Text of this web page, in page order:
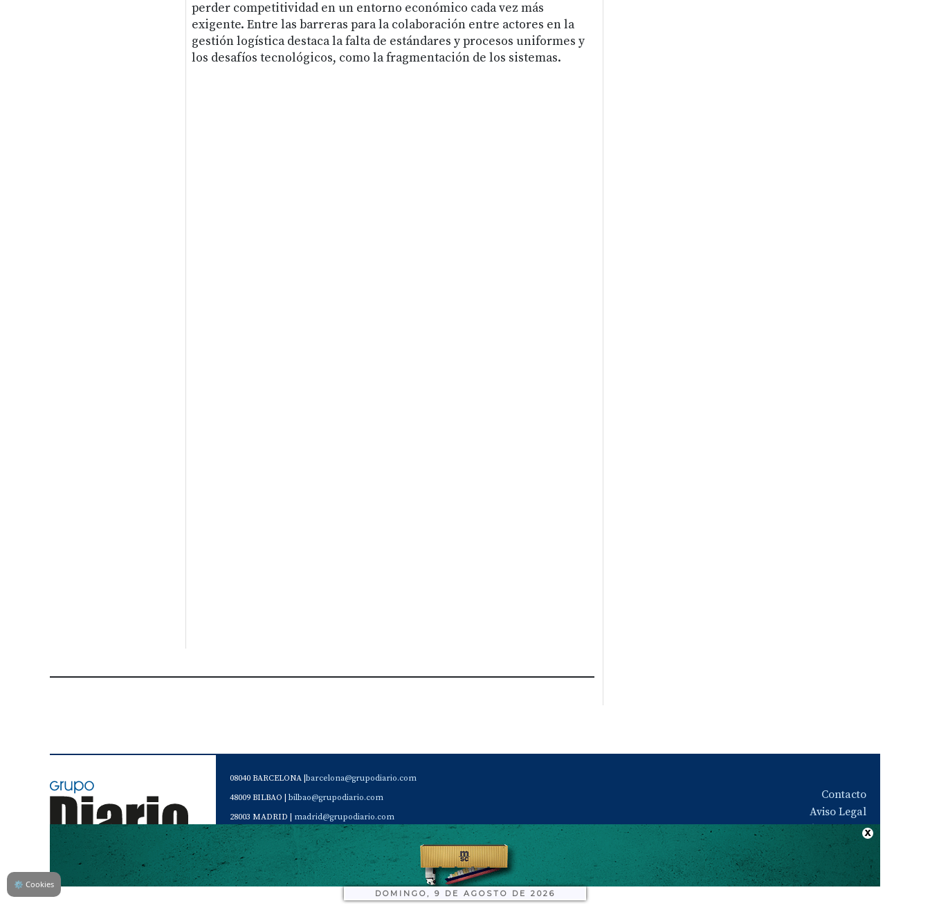
DOMINGO, 9 DE AGOSTO DE 2026
perder competitividad en un entorno económico cada vez más
exigente. Entre las barreras para la colaboración entre actores en la
gestión logística destaca la falta de estándares y procesos uniformes y
los desafíos tecnológicos, como la fragmentación de los sistemas.
08040 BARCELONA | barcelona@grupodiario.com
48009 BILBAO | bilbao@grupodiario.com
28003 MADRID | madrid@grupodiario.com
46120 Alboraya. VALENCIA |
valencia@grupodiario.com
Servicio de Atención al Socio Suscriptor | sas@grupodiario.com
Teléfono de contacto de Diario del Puerto: 96 330 18 32
Contacto
Aviso Legal
Quiénes somos
Política de privacidad
⚙ Cookies